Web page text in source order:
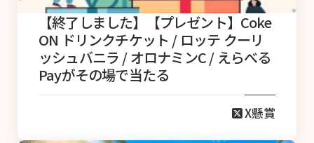
【終了しました】【プレゼント】Coke
ON ドリンクチケット / ロッテ クーリ
ッシュバニラ / オロナミンC / えらべる
Payがその場で当たる
X懸賞